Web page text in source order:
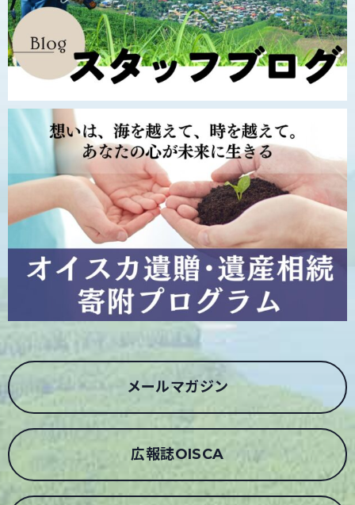
メールマガジン
広報誌OISCA